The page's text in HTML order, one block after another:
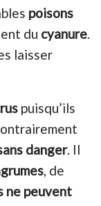
poisons
du cyanure.
laisser
puisqu’ils
danger. Il
, de
ne peuvent